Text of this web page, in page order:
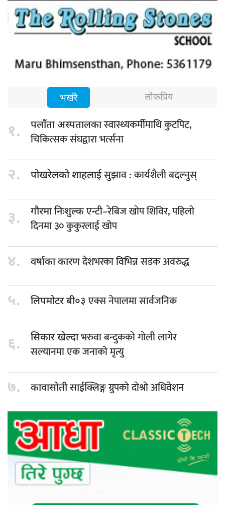
भर्खरै लोकप्रिय
१. पलाँता अस्पतालकास्वास्थ्यकर्मीमाथि कुटपिट,
चिकित्सक संघद्वारा भर्त्सना
२. पोखरेलको शाहलाईसुझाव : कार्यशैली बदल्नुस्
३. गौरमा निःशुल्कएन्टी–रेबिज खोप शिविर, पहिलो
दिनमा ३० कुकुरलाई खोप
४. वर्षाका कारणदेशभरका विभिन्न सडक अवरुद्ध
५. लिपमोटर बी०३एक्स नेपालमा सार्वजनिक
६. सिकार खेल्दाभरुवा बन्दुकको गोली लागेर
सल्यानमा एक जनाको मृत्यु
७. कावासाेती साईक्लिङ्गग्रुपकाे दाेश्राे अधिवेशन